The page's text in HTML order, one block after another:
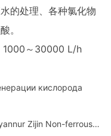
的处理、各种氯化物
。
1000～30000 L/h
кислорода
Zijin Non-ferrous